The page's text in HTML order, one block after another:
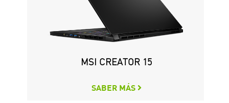
MSI CREATOR 15
SABER MÁS